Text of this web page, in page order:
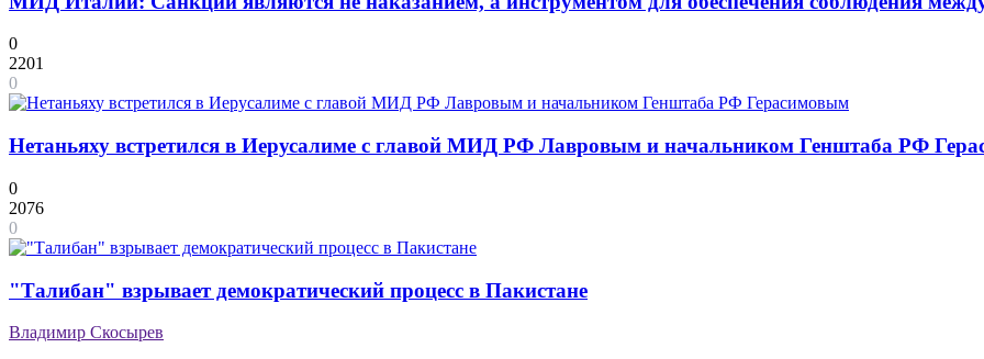
0
2201
0
Нетаньяху встретился в Иерусалиме с главой МИД РФ Лавровым и начальником Генштаба РФ
0
2076
0
"Талибан" взрывает демократический процесс в Пакистане
Владимир Скосырев